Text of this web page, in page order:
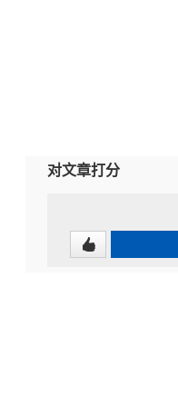
对文章打分